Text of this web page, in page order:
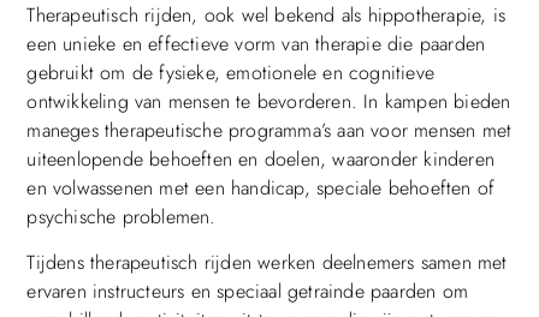
Therapeutisch rijden, ook wel bekend als hippotherapie, is
een unieke en effectieve vorm van therapie die paarden
gebruikt om de fysieke, emotionele en cognitieve
ontwikkeling van mensen te bevorderen. In kampen bieden
maneges therapeutische programma’s aan voor mensen met
uiteenlopende behoeften en doelen, waaronder kinderen
en volwassenen met een handicap, speciale behoeften of
psychische problemen.
Tijdens therapeutisch rijden werken deelnemers samen met
ervaren instructeurs en speciaal getrainde paarden om